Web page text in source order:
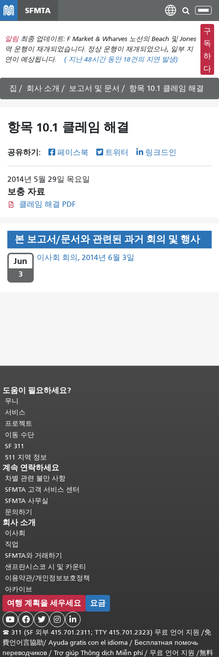
텐
츠
로
건
너
뛰
SFMTA
탐
색
메
뉴
전
환
알림 최종 업데이트: F Market & Wharves 노선의 Beach 및 Jones
역 운행이 재개되었습니다. 정상 운행이 재개되었으나, 일부 지
연이 예상됩니다.
( 지난 48시간 동안 18건의 지연 발생)
구
독
하
다
집 회사 소개 보고서 및 문서 항목 10.1 클레임 해결
항목 10.1 클레임 해결
공유하기: 페이스북 트위터 링크드인
2014년 5월 29일 목요일
보충 자료
클레임 해결 PDF
본 보고서/문서와 관련된 과거 회의 및 행사
Jun
3
이사회 회의, 2014년 6월 3일
페이지 내용 끝입니다.이 페이지의 나
머지 내용은 모든 페이지에 반복됩니
다.메인 콘텐츠 상단으로 돌아가려면
여기를 클릭하십시오
도움이 필요하세요?
무니
서비스
프로젝트
이동 수단
SF 311
511 지역 정보
계속 연락하세요
차별 관련 불만 사항
SFMTA 고객 서비스 센터
SFMTA 사무실
문의하기
회사 소개
이사회
직업
SFMTA와 거래하기
샌프란시스코 시 및 카운티
이용약관/개인정보보호정책
아카이브
여행 계획을 세우세요 요금
    
☎ 311 (SF 외부 415.701.2311; TTY 415.701.2323) 무료 언어 지원 /免
費언어言協助/ Ayuda gratis con el idioma / Бесплатная помочь
переводчиков / Trợ giúp Thông dịch Miễn phí/ 무료 언어 지원 /無料